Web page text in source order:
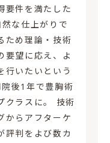
要件を満たした
な仕上がりで
ため理論・技術
要望に応え、よ
行いたいという
後1年で豊胸術
クラスに。 技術
からアフターケ
評判をよび数カ